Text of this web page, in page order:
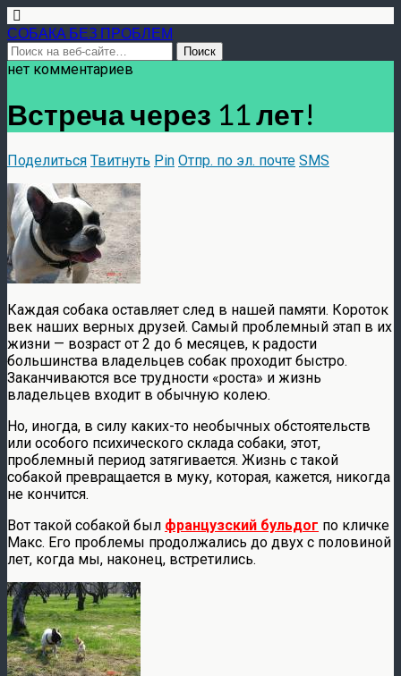
СОБАКА БЕЗ ПРОБЛЕМ
нет комментариев
Встреча через 11 лет!
Поделиться Твитнуть Pin Отпр. по эл. почте SMS
Каждая собака оставляет след в нашей памяти. Короток
век наших верных друзей. Самый проблемный этап в их
жизни — возраст от 2 до 6 месяцев, к радости
большинства владельцев собак проходит быстро.
Заканчиваются все трудности «роста» и жизнь
владельцев входит в обычную колею.
Но, иногда, в силу каких-то необычных обстоятельств
или особого психического склада собаки, этот,
проблемный период затягивается. Жизнь с такой
собакой превращается в муку, которая, кажется, никогда
не кончится.
Вот такой собакой был французский бульдог по кличке
Макс. Его проблемы продолжались до двух с половиной
лет, когда мы, наконец, встретились.